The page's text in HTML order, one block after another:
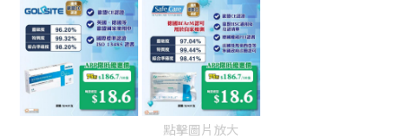
點擊圖片放大